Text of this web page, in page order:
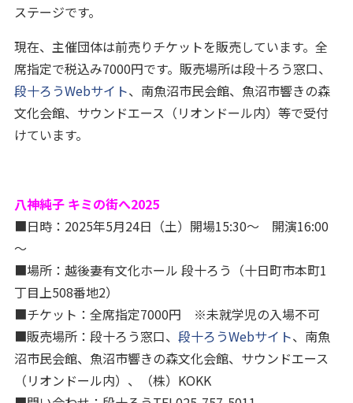
ステージです。
現在、主催団体は前売りチケットを販売しています。全
席指定で税込み7000円です。販売場所は段十ろう窓口、
段十ろうWebサイト、南魚沼市民会館、魚沼市響きの森
文化会館、サウンドエース（リオンドール内）等で受付
けています。
八神純子 キミの街へ2025
■日時：2025年5月24日（土）開場15:30～ 開演16:00
～
■場所：越後妻有文化ホール 段十ろう（十日町市本町1
丁目上508番地2）
■チケット：全席指定7000円 ※未就学児の入場不可
■販売場所：段十ろう窓口、 段十ろうWebサイト、南魚
沼市民会館、魚沼市響きの森文化会館、サウンドエース
（リオンドール内）、（株）KOKK